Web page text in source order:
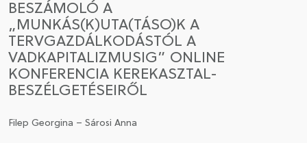
BESZÁMOLÓ A
„MUNKÁS(K)UTA(TÁSO)K A
TERVGAZDÁLKODÁSTÓL A
VADKAPITALIZMUSIG” ONLINE
KONFERENCIA KEREKASZTAL-
BESZÉLGETÉSEIRŐL
Filep Georgina – Sárosi Anna